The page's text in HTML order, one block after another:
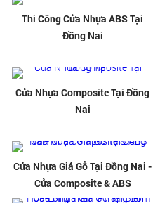
Thi Công Cửa Nhựa ABS Tại
Đồng Nai
Cửa Nhựa Composite Tại Đồng
Nai
Cửa Nhựa Giả Gỗ Tại Đồng Nai -
Cửa Composite & ABS